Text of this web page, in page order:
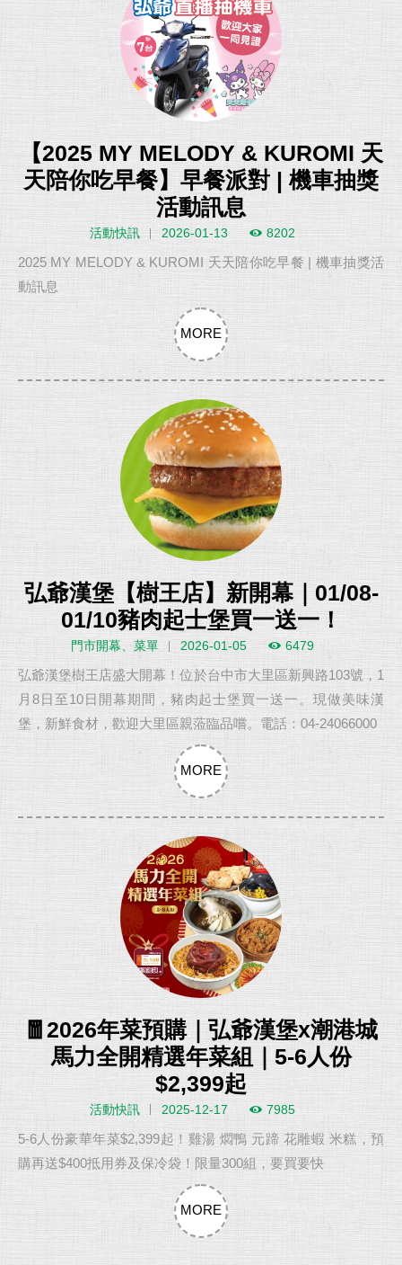
【2025 MY MELODY & KUROMI 天
天陪你吃早餐】早餐派對 | 機車抽獎
活動訊息
活動快訊 2026-01-13 8202
2025 MY MELODY & KUROMI 天天陪你吃早餐 | 機車抽獎活
動訊息
MORE
弘爺漢堡【樹王店】新開幕｜01/08-
01/10豬肉起士堡買一送一！
門市開幕、菜單 2026-01-05 6479
弘爺漢堡樹王店盛大開幕！位於台中市大里區新興路103號，1
月8日至10日開幕期間，豬肉起士堡買一送一。現做美味漢
堡，新鮮食材，歡迎大里區親蒞臨品嚐。電話：04-24066000
MORE
🧧2026年菜預購｜弘爺漢堡x潮港城
馬力全開精選年菜組｜5-6人份
$2,399起
活動快訊 2025-12-17 7985
5-6人份豪華年菜$2,399起！雞湯 燜鴨 元蹄 花雕蝦 米糕，預
購再送$400抵用券及保冷袋！限量300組，要買要快
MORE